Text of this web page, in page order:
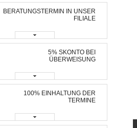
BERATUNGSTERMIN IN UNSER
FILIALE
5% SKONTO BEI
ÜBERWEISUNG
100% EINHALTUNG DER
TERMINE